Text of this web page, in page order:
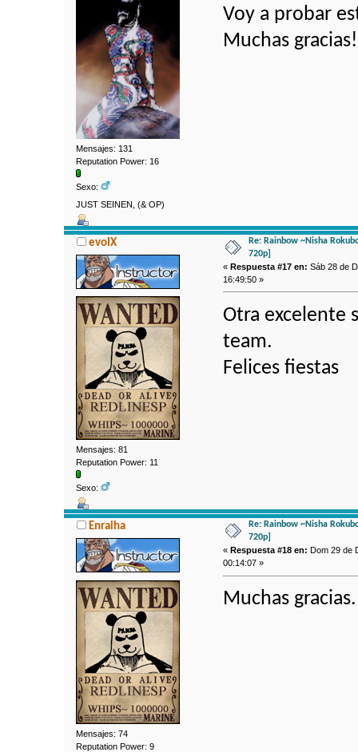
Mensajes: 131
Reputation Power: 16
Sexo:
JUST SEINEN, (& OP)
Voy a probar
Muchas gracias!
evoIX
Mensajes: 81
Reputation Power: 11
Sexo:
Re: Rainbow ~Nisha
720p]
«Respuesta #17 en: Sáb 28 de
16:49:50 »
Otra excelente
team.
Felices fiestas
Enraiha
Mensajes: 74
Reputation Power: 9
Re: Rainbow ~Nisha
720p]
« Respuesta #18 en: Dom 29 de
00:14:07 »
Muchas gracias.